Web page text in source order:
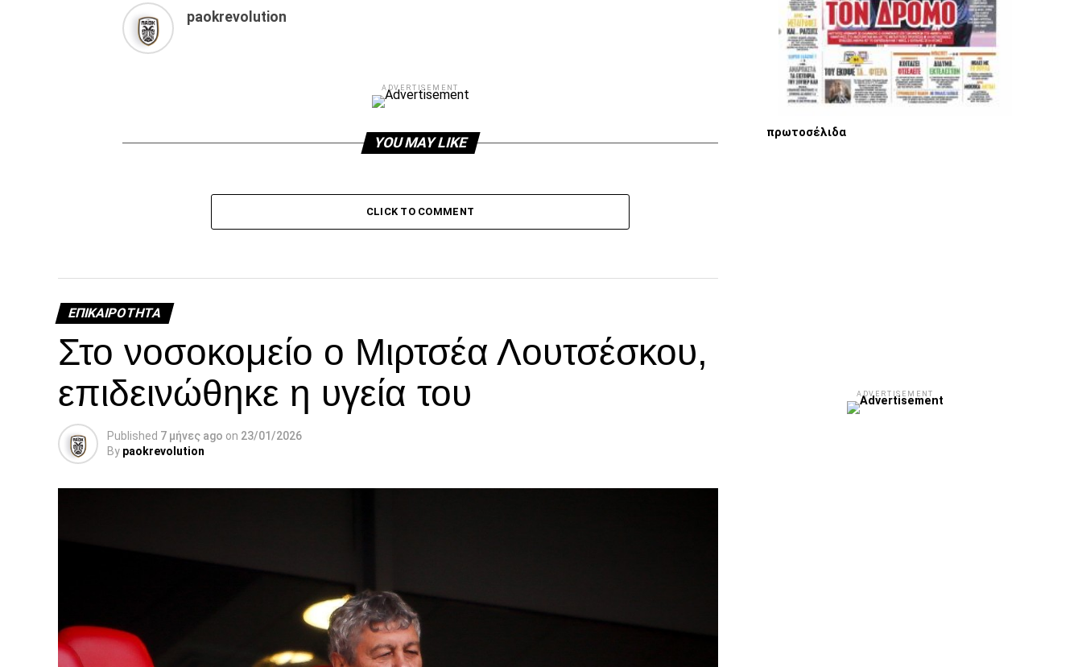
paokrevolution
ADVERTISEMENT
YOU MAY LIKE
CLICK TO COMMENT
ΕΠΙΚΑΙΡΌΤΗΤΑ
Στο νοσοκομείο ο Μιρτσέα Λουτσέσκου,
επιδεινώθηκε η υγεία του
Published 7 μήνες ago on 23/01/2026
By paokrevolution
πρωτοσέλιδα
ADVERTISEMENT